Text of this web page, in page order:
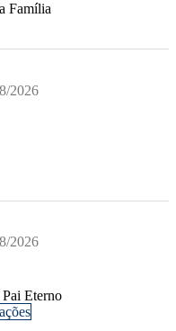
Família
2026
2026
Eterno